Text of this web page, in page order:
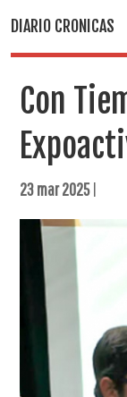
DIARIO CRONICAS
Con
23 mar 2025|